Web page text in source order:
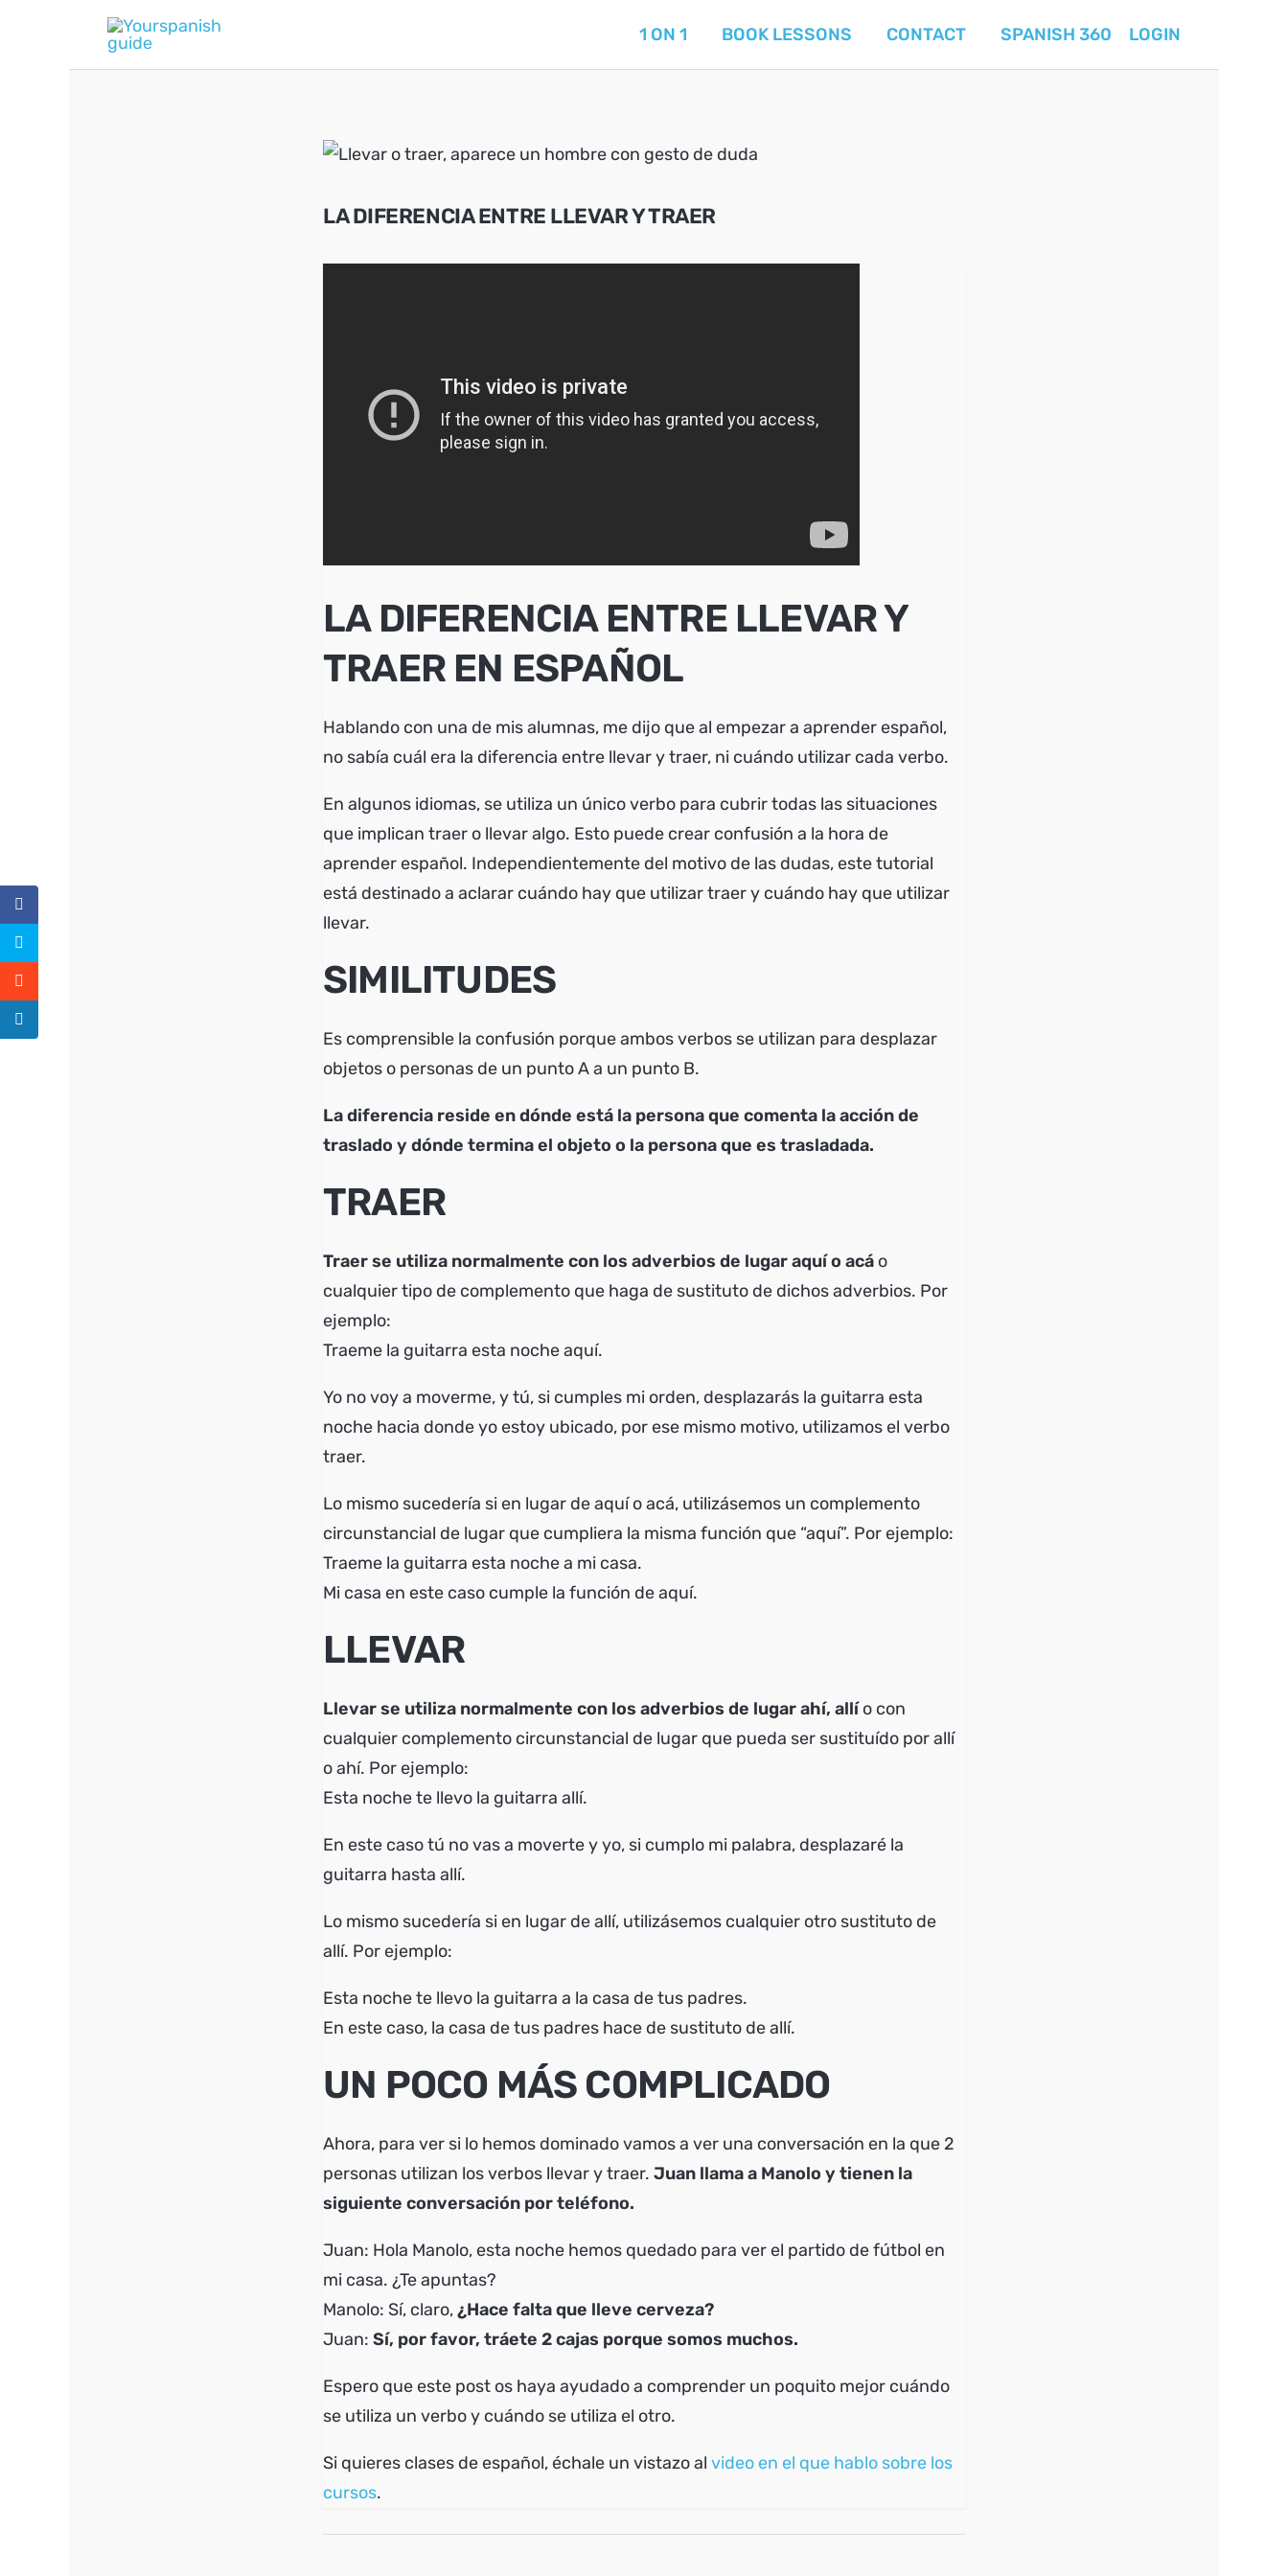
1 ON 1 BOOK LESSONS CONTACT SPANISH 360 LOGIN
LA DIFERENCIA ENTRE LLEVAR Y TRAER
LA DIFERENCIA ENTRE LLEVAR Y
TRAER EN ESPAÑOL
Hablando con una de mis alumnas, me dijo que al empezar a aprender español,
no sabía cuál era la diferencia entre llevar y traer, ni cuándo utilizar cada verbo.
En algunos idiomas, se utiliza un único verbo para cubrir todas las situaciones
que implican traer o llevar algo. Esto puede crear confusión a la hora de
aprender español. Independientemente del motivo de las dudas, este tutorial
está destinado a aclarar cuándo hay que utilizar traer y cuándo hay que utilizar
llevar.
SIMILITUDES
Es comprensible la confusión porque ambos verbos se utilizan para desplazar
objetos o personas de un punto A a un punto B.
La diferencia reside en dónde está la persona que comenta la acción de
traslado y dónde termina el objeto o la persona que es trasladada.
TRAER
Traer se utiliza normalmente con los adverbios de lugar aquí o acá o
cualquier tipo de complemento que haga de sustituto de dichos adverbios. Por
ejemplo:
Traeme la guitarra esta noche aquí.
Yo no voy a moverme, y tú, si cumples mi orden, desplazarás la guitarra esta
noche hacia donde yo estoy ubicado, por ese mismo motivo, utilizamos el verbo
traer.
Lo mismo sucedería si en lugar de aquí o acá, utilizásemos un complemento
circunstancial de lugar que cumpliera la misma función que “aquí”. Por ejemplo:
Traeme la guitarra esta noche a mi casa.
Mi casa en este caso cumple la función de aquí.
LLEVAR
Llevar se utiliza normalmente con los adverbios de lugar ahí, allío con
cualquier complemento circunstancial de lugar que pueda ser sustituído por allí
o ahí. Por ejemplo:
Esta noche te llevo la guitarra allí.
En este caso tú no vas a moverte y yo, si cumplo mi palabra, desplazaré la
guitarra hasta allí.
Lo mismo sucedería si en lugar de allí, utilizásemos cualquier otro sustituto de
allí. Por ejemplo:
Esta noche te llevo la guitarra a la casa de tus padres.
En este caso, la casa de tus padres hace de sustituto de allí.
UN POCO MÁS COMPLICADO
Ahora, para ver si lo hemos dominado vamos a ver una conversación en la que 2
personas utilizan los verbos llevar y traer. Juan llama a Manolo y tienen la
siguiente conversación por teléfono.
Juan: Hola Manolo, esta noche hemos quedado para ver el partido de fútbol en
mi casa. ¿Te apuntas?
Manolo: Sí, claro,¿Hace falta que lleve cerveza?
Juan: Sí, por favor, tráete 2 cajas porque somos muchos.
Espero que este post os haya ayudado a comprender un poquito mejor cuándo
se utiliza un verbo y cuándo se utiliza el otro.
Si quieres clases de español, échale un vistazo al video en el que hablo sobre los
cursos.